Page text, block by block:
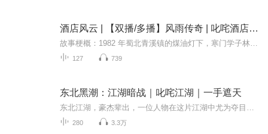
酒店风云 | 【双播/多播】风雨传奇 | 叱咤酒店风云
127 739
东北黑潮：江湖暗战｜叱咤江湖｜一手遮天
280 3.3万